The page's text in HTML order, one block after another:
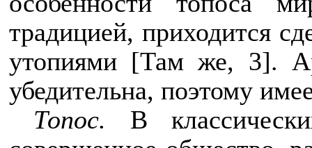
традицией, приходится
утопиями [Там же, 3].
убедительна, поэтому
Топос.
В